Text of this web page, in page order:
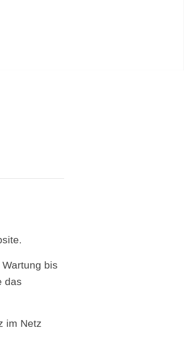
bis
das
im Netz